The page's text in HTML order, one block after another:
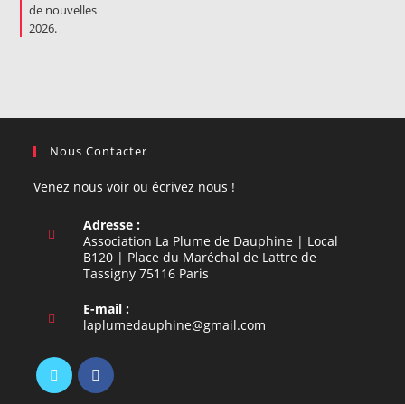
Nous Contacter
Venez nous voir ou écrivez nous !
Adresse :
Association La Plume de Dauphine | Local
B120 | Place du Maréchal de Lattre de
Tassigny 75116 Paris
E-mail :
laplumedauphine@gmail.com